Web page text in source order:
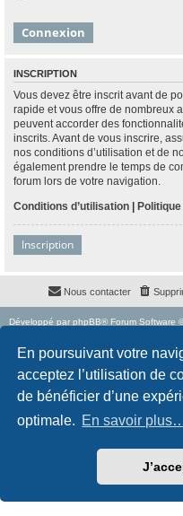
En poursuivant votre
acceptez l’utilisation de
de bénéficier d’une
optimale. En savoir
INSCRIPTION
Vous devez être inscrit avant de
rapide et vous offre de nombreux
peuvent accorder des
inscrits. Avant de vous inscrire,
nos conditions d’utilisation et de
également prendre le temps de
forum lors de votre navigation.
Conditions d’utilisation |
Inscription
Nous contacter
Développé par phpBB® Forum Software
Style
par © Mazeltof
2017
Confidentialité|Conditions